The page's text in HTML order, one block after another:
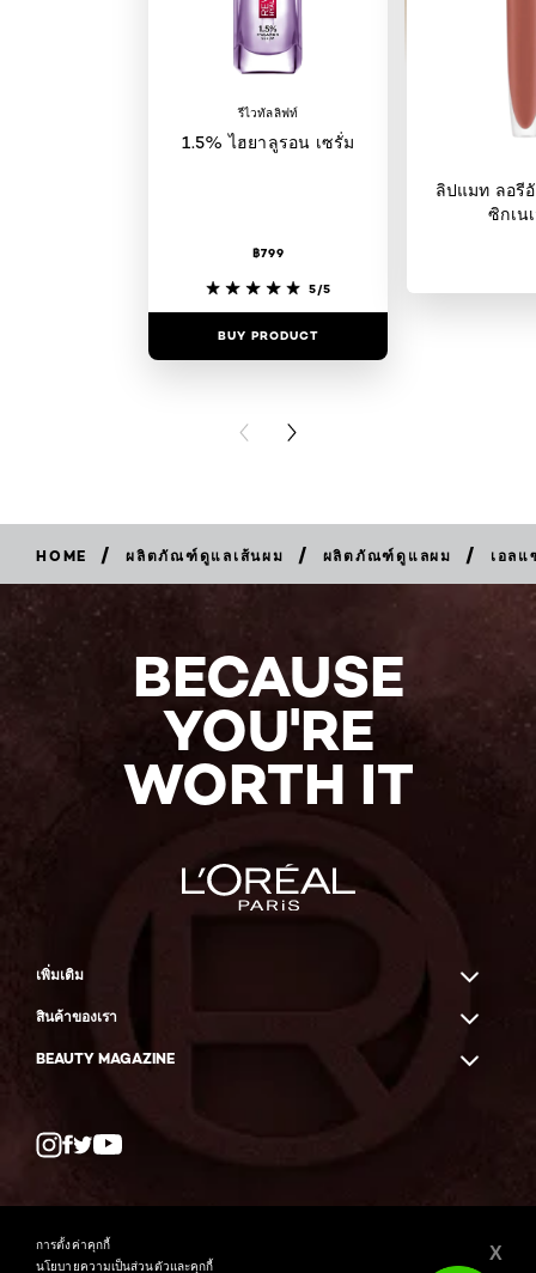
X
รีไวทัลลิฟท์
1.5% ไฮยาลูรอน เซรั่ม
฿799
5/5
BUY PRODUCT
ลิปแมท ลอรี
ซิกเน
PREVIOUS CARD
NEXT CARD
HOME / ผลิตภัณฑ์ดูแลเส้นผม / ผลิตภัณฑ์ดูแลผม / เอล
NOW
BECAUSE
YOU'RE
WORTH IT
เพิ่มเติม
สินค้าของเรา
BEAUTY MAGAZINE
การตั้งค่าคุกกี้
นโยบายความเป็นส่วนตัวและคุกกี้